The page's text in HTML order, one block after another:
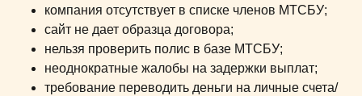
компания отсутствует в списке членов МТСБУ;
сайт не дает образца договора;
нельзя проверить полис в базе МТСБУ;
неоднократные жалобы на задержки выплат;
требование переводить деньги на личные счета/